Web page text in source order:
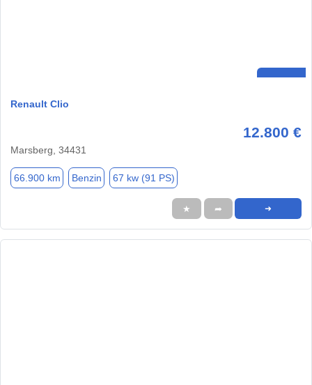
Renault Clio
12.800 €
Marsberg, 34431
66.900 km Benzin 67 kw (91 PS)
★ ➦ ➜